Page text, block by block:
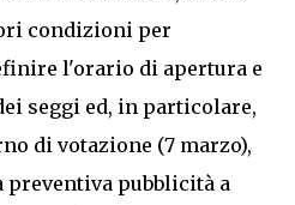
condizioni per
l'orario di apertura e
seggi ed, in particolare,
di votazione (7 marzo),
preventiva pubblicità a